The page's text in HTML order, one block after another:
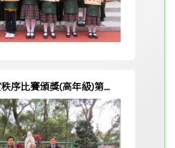
序比賽頒獎(高年級)第二
週